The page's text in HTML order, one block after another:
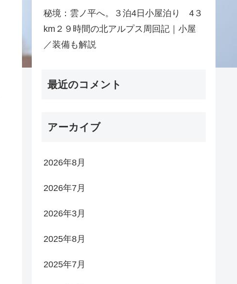
秘境：雲ノ平へ。３泊4日小屋泊り 4３
km２９時間の北アルプス周回記｜小屋
／装備も解説
最近のコメント
アーカイブ
2026年8月
2026年7月
2026年3月
2025年8月
2025年7月